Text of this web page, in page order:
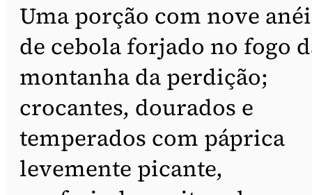
Uma porção com nove
de cebola forjado no fogo
montanha da perdição;
crocantes, dourados e
temperados com páprica
levemente picante,